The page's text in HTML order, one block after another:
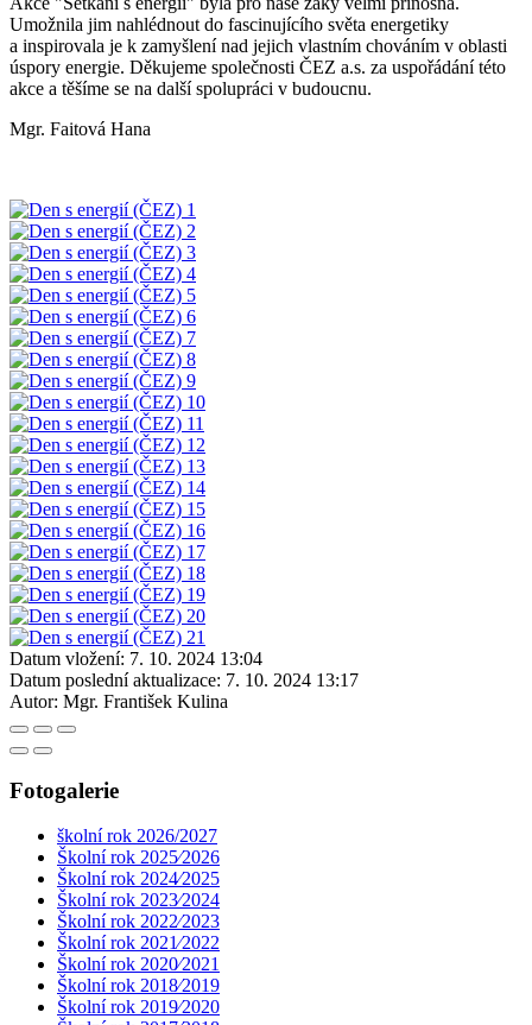
Umožnila jim nahlédnout do fascinujícího světa energetiky
a inspirovala je k zamyšlení nad jejich vlastním chováním v oblasti
úspory energie. Děkujeme společnosti ČEZ a.s. za uspořádání této
akce a těšíme se na další spolupráci v budoucnu.
Mgr. Faitová Hana
Datum vložení: 7. 10. 2024 13:04
Datum poslední aktualizace: 7. 10. 2024 13:17
Autor: Mgr. František Kulina
Fotogalerie
školní rok 2026/2027
Školní rok 2025⁄2026
Školní rok 2024⁄2025
Školní rok 2023⁄2024
Školní rok 2022⁄2023
Školní rok 2021⁄2022
Školní rok 2020⁄2021
Školní rok 2018⁄2019
Školní rok 2019⁄2020